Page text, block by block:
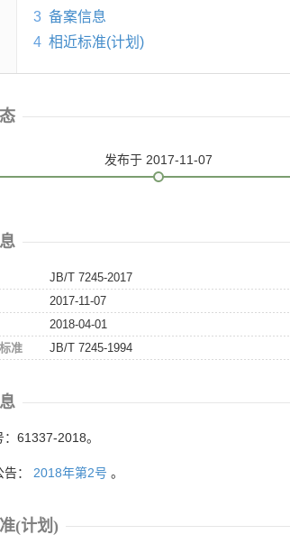
3 备案信息
4 相近标准(计划)
发布于 2017-11-07
JB/T 7245-2017
2017-11-07
2018-04-01
准
JB/T 7245-1994
：61337-2018。
： 2018年第2号 。
(计划)